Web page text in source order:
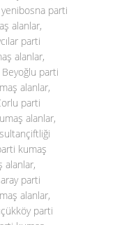
parti
alanlar,
parti
alanlar,
parti
alanlar,
parti
alanlar,
kumaş
alanlar,
parti
alanlar,
parti